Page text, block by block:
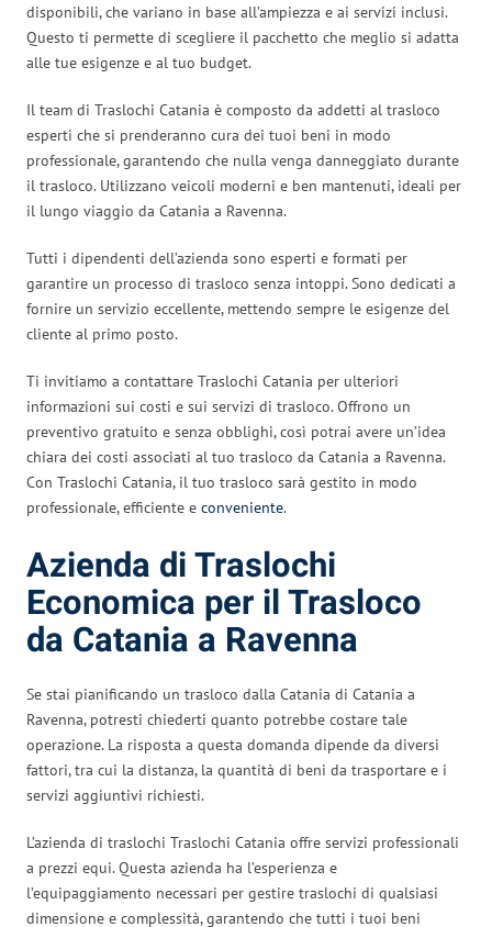
disponibili, che variano in base all’ampiezza e ai servizi inclusi.
Questo ti permette di scegliere il pacchetto che meglio si adatta
alle tue esigenze e al tuo budget.
Il team di Traslochi Catania è composto da addetti al trasloco
esperti che si prenderanno cura dei tuoi beni in modo
professionale, garantendo che nulla venga danneggiato durante
il trasloco. Utilizzano veicoli moderni e ben mantenuti, ideali per
il lungo viaggio da Catania a Ravenna.
Tutti i dipendenti dell’azienda sono esperti e formati per
garantire un processo di trasloco senza intoppi. Sono dedicati a
fornire un servizio eccellente, mettendo sempre le esigenze del
cliente al primo posto.
Ti invitiamo a contattare Traslochi Catania per ulteriori
informazioni sui costi e sui servizi di trasloco. Offrono un
preventivo gratuito e senza obblighi, così potrai avere un’idea
chiara dei costi associati al tuo trasloco da Catania a Ravenna.
Con Traslochi Catania, il tuo trasloco sarà gestito in modo
professionale, efficiente e conveniente.
Azienda di Traslochi
Economica per il Trasloco
da Catania a Ravenna
Se stai pianificando un trasloco dalla Catania di Catania a
Ravenna, potresti chiederti quanto potrebbe costare tale
operazione. La risposta a questa domanda dipende da diversi
fattori, tra cui la distanza, la quantità di beni da trasportare e i
servizi aggiuntivi richiesti.
L’azienda di traslochi Traslochi Catania offre servizi professionali
a prezzi equi. Questa azienda ha l’esperienza e
l’equipaggiamento necessari per gestire traslochi di qualsiasi
dimensione e complessità, garantendo che tutti i tuoi beni